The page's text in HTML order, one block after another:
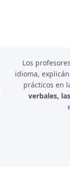
Los
idioma,
prácticos en
verbales,